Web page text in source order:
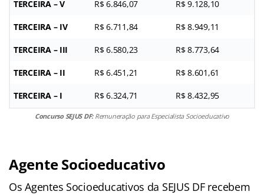
TERCEIRA – V R$ 6.846,07 R$ 9.128,10
TERCEIRA – IV R$ 6.711,84 R$ 8.949,11
TERCEIRA – III R$ 6.580,23 R$ 8.773,64
TERCEIRA – II R$ 6.451,21 R$ 8.601,61
TERCEIRA – I R$ 6.324,71 R$ 8.432,95
Concurso SEJUS DF:Remuneração para Especialista Socioeducativo
AgenteSocioeducativo
Os Agentes Socioeducativos da SEJUS DF recebem